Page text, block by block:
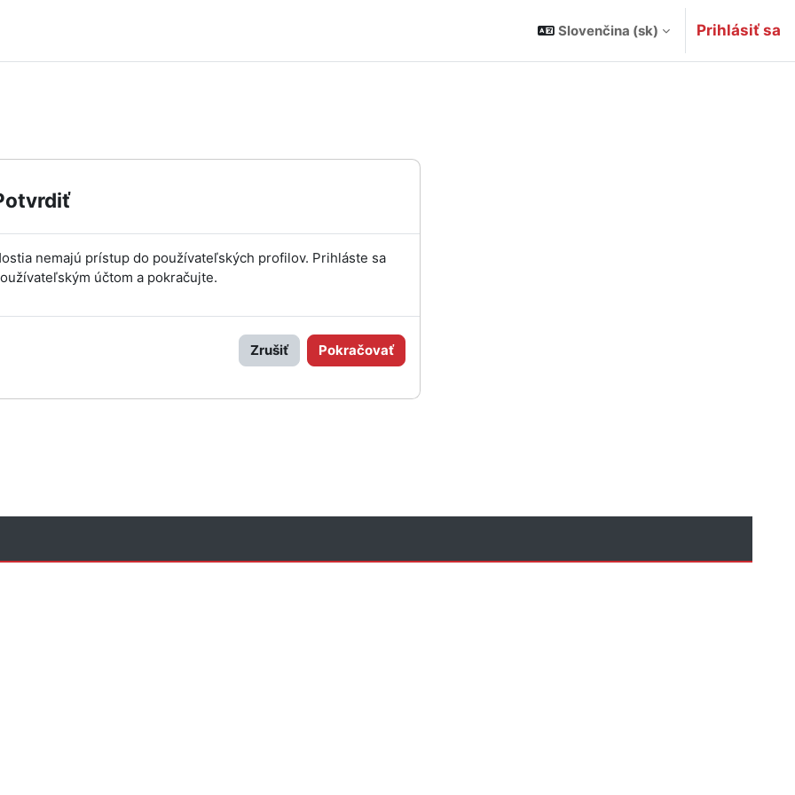
Slovenčina ‎(sk)‎ Prihlásiť sa
nemajú prístup do používateľských profilov. Prihláste sa
účtom a pokračujte.
Zrušiť Pokračovať